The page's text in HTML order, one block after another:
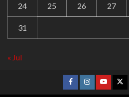
24 25 26 27
31
« Jul